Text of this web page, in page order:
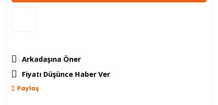
Arkadaşına Öner
Fiyatı Düşünce Haber Ver
Paylaş